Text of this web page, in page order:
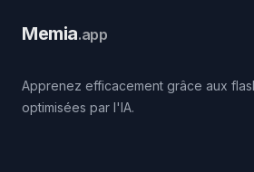
Memia.app
Apprenez efficacement grâce aux
optimisées par l'IA.